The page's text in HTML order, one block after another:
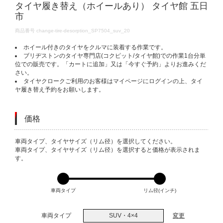
タイヤ履き替え（ホイールあり） タイヤ館 五日
市
DETAILS
商品番号 change-tire-desorption_SP7504_suv_20
ホイール付きのタイヤをクルマに装着する作業です。
ブリヂストンのタイヤ専門店(コクピット/タイヤ館)での作業1台分単
位での販売です。「カートに追加」又は「今すぐ予約」よりお進みくだ
さい。
タイヤクロークご利用のお客様はマイページにログインの上、タイ
ヤ履き替え予約をお願いします。
価格
VARIATIONS
車両タイプ、タイヤサイズ（リム径）を選択してください。
車両タイプ、タイヤサイズ（リム径）を選択すると価格が表示されま
す。
車両タイプ リム径(インチ)
車両タイプ SUV・4×4 変更